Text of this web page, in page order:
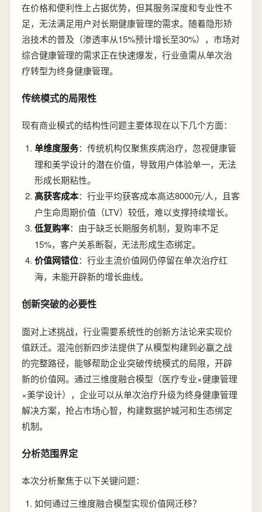
在价格和便利性上占据优势，但其服务深度和专业性不
足，无法满足用户对长期健康管理的需求。随着隐形矫
治技术的普及（渗透率从15%预计增长至30%），市场对
综合健康管理的需求正在快速爆发，行业亟需从单次治
疗转型为终身健康管理。
传统模式的局限性
现有商业模式的结构性问题主要体现在以下几个方面：
单维度服务：传统机构仅聚焦疾病治疗，忽视健康管
理和美学设计的潜在价值，导致用户体验单一，无法
形成长期粘性。
高获客成本：行业平均获客成本高达8000元/人，且客
户生命周期价值（LTV）较低，难以支撑持续增长。
低复购率：由于缺乏长期服务机制，复购率不足
15%，客户关系断裂，无法形成生态绑定。
价值网错位：行业主流价值网仍停留在单次治疗红
海，未能开辟新的增长曲线。
创新突破的必要性
面对上述挑战，行业需要系统性的创新方法论来实现价
值跃迁。混沌创新四步法提供了从模型构建到必赢之战
的完整路径，能够帮助企业突破传统模式的局限，开辟
新的价值网。通过三维度融合模型（医疗专业×健康管理
×美学设计），企业可以从单次治疗升级为终身健康管理
解决方案，抢占市场心智，构建数据护城河和生态绑定
机制。
分析范围界定
本次分析聚焦于以下关键问题：
如何通过三维度融合模型实现价值网迁移？